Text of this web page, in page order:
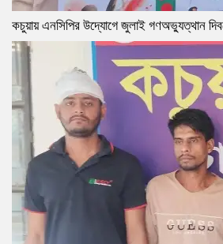
কচুয়ায় এনসিপির উদ্যোগে জুলাই গণঅভ্যুত্থান